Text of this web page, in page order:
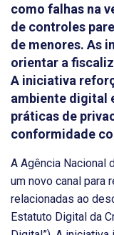
como falhas na
de controles
de menores. As
orientar a
A iniciativa
ambiente digital
práticas de
conformidade
A Agência Nacional
um novo canal para
relacionadas ao
Estatuto Digital da